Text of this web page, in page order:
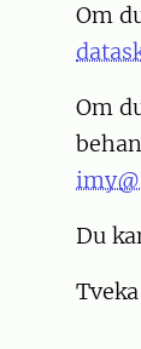
Om
Om
Du